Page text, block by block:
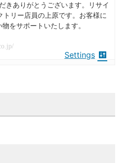
きありがとうございます。リサイ
トリー店員の上原です。お客様に
をサポートいたします。
Settings